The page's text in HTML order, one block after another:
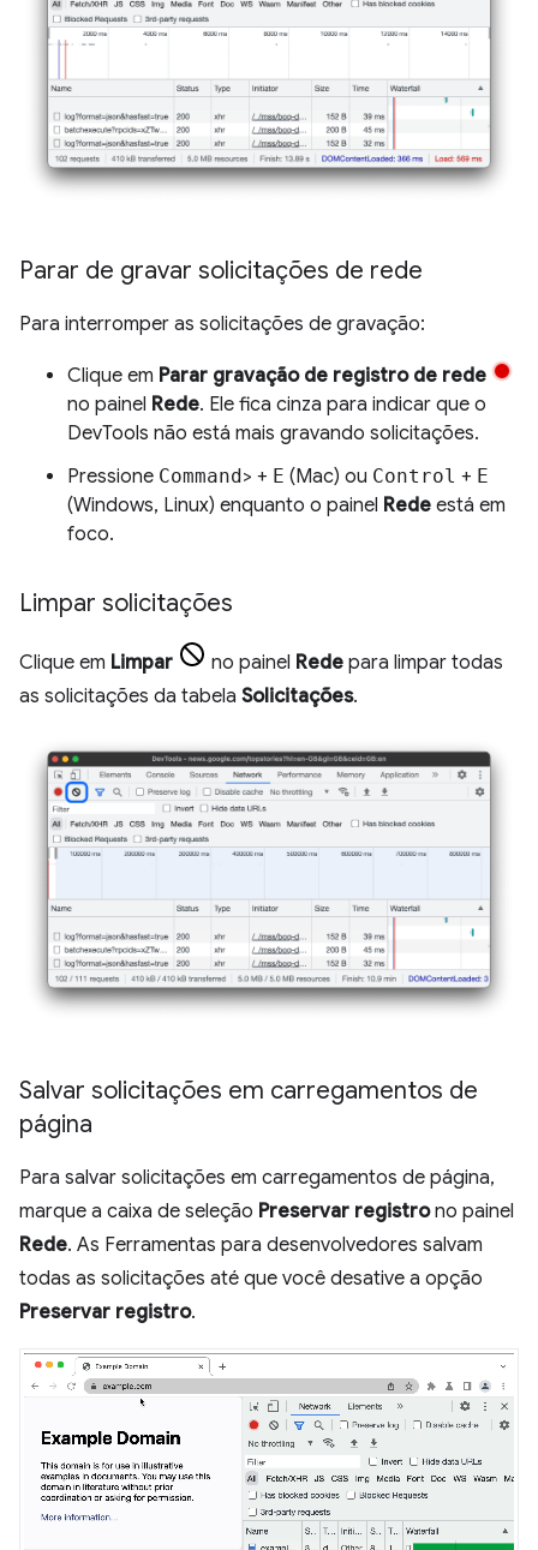
Parar de gravar solicitações de rede
Para interromper as solicitações de gravação:
Clique em Parar gravação de registro de rede
no painel Rede. Ele fica cinza para indicar que o
DevTools não está mais gravando solicitações.
Pressione Command > + E (Mac) ou Control + E
(Windows, Linux) enquanto o painel Rede está em
foco.
Limpar solicitações
Clique em Limpar no painel Rede para limpar todas
as solicitações da tabela Solicitações.
Salvar solicitações em carregamentos de
página
Para salvar solicitações em carregamentos de página,
marque a caixa de seleção Preservar registrono painel
Rede. As Ferramentas para desenvolvedores salvam
todas as solicitações até que você desative a opção
Preservar registro.